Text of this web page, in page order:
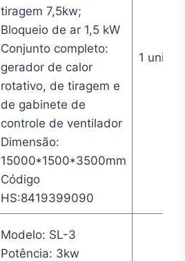
tiragem 7,5kw;
Bloqueio de ar 1,5 kW
Conjunto completo:
gerador de calor
rotativo, de tiragem e
de gabinete de
controle de ventilador
Dimensão:
15000*1500*3500mm
Código
HS:8419399090
1
Modelo: SL-3
Potência: 3kw